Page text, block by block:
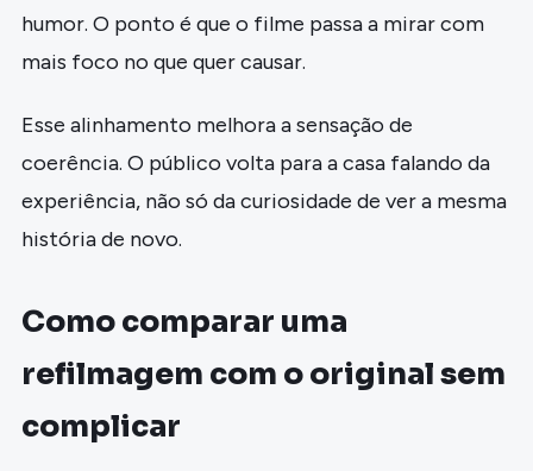
humor. O ponto é que o filme passa a mirar com
mais foco no que quer causar.
Esse alinhamento melhora a sensação de
coerência. O público volta para a casa falando da
experiência, não só da curiosidade de ver a mesma
história de novo.
Como comparar uma
refilmagem com o original sem
complicar